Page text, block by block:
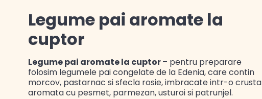
Gustul Libanului
Legume pai aromate la
cuptor
Legume pai aromate la cuptor– pentru preparare
folosim legumele pai congelate de la Edenia, care contin
morcov, pastarnac si sfecla rosie, imbracate intr-o crusta
aromata cu pesmet, parmezan, usturoi si patrunjel.